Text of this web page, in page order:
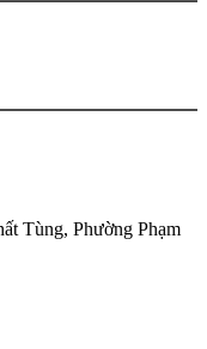
Tùng, Phường Phạm